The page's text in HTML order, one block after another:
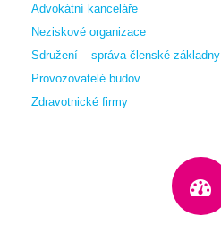
Advokátní kanceláře
Neziskové organizace
Sdružení – správa členské základny
Provozovatelé budov
Zdravotnické firmy